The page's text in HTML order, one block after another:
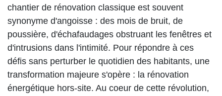
chantier de rénovation classique est souvent
synonyme d'angoisse : des mois de bruit, de
poussière, d'échafaudages obstruant les fenêtres et
d'intrusions dans l'intimité. Pour répondre à ces
défis sans perturber le quotidien des habitants, une
transformation majeure s'opère : la rénovation
énergétique hors-site. Au coeur de cette révolution,